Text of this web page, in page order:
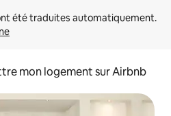
mon logement sur Airbnb